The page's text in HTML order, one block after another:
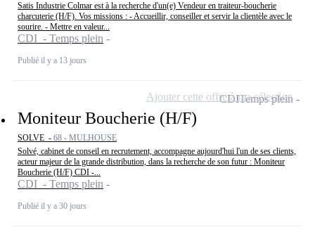
Satis Industrie Colmar est à la recherche d'un(e) Vendeur en traiteur-boucherie
charcuterie (H/F). Vos missions : - Accueillir, conseiller et servir la clientèle avec le
sourire. - Mettre en valeur...
CDI - Temps plein
Publié il y a 13 jours
Moniteur Boucherie (H/F)
SOLVE - 68 - MULHOUSE
Solvé, cabinet de conseil en recrutement, accompagne aujourd'hui l'un de ses clients,
acteur majeur de la grande distribution, dans la recherche de son futur : Moniteur
Boucherie (H/F) CDI -...
CDI - Temps plein
Publié il y a 30 jours
CDITemps plein
Ajouter cette offre à ma sélection